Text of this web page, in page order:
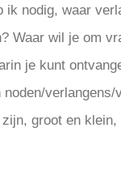
nodig, waar
Waar wil je om
je kunt
groot en